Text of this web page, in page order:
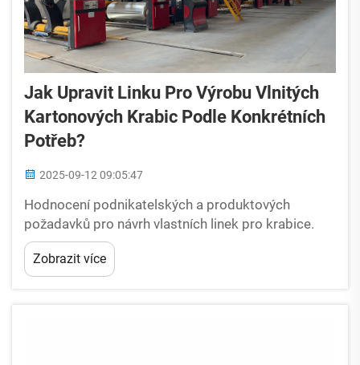
Jak Upravit Linku Pro Výrobu Vlnitých
Kartonových Krabic Podle Konkrétních
Potřeb?
2025-09-12 09:05:47
Hodnocení podnikatelských a produktových
požadavků pro návrh vlastních linek pro krabice.
Návrh vlastní linky pro výrobu vlnitých kartonových
krabic začíná analýzou tří klíčových faktorů: potřeb
ochrany produktu, omezení v dodavatelském
Zobrazit více